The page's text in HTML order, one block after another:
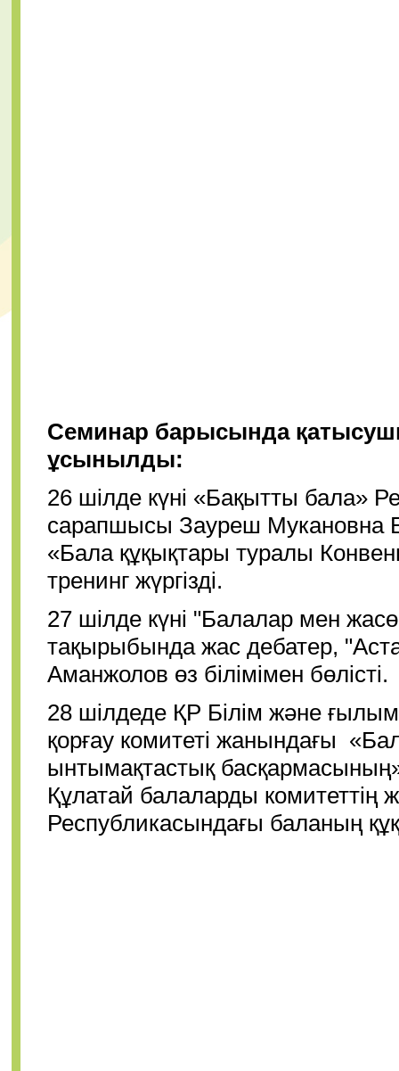
Семинар барысында
ұсынылды:
26 шілде күні «Бақытты бала»
сарапшысы Зауреш Мукановна
«Бала құқықтары туралы
тренинг жүргізді.
27 шілде күні "Балалар мен
тақырыбында жас дебатер,
Аманжолов өз білімімен бөлісті.
28 шілдеде ҚР Білім және
қорғау комитеті жанындағы
ынтымақтастық
Құлатай балаларды
Республикасындағы баланың